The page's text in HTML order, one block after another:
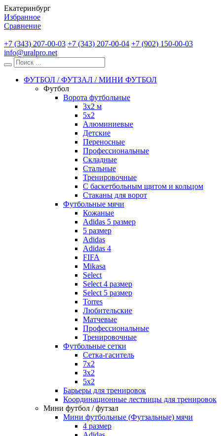
Екатеринбург
Избранное
Сравнение
+7 (343) 207-00-03 +7 (343) 207-00-04 +7 (902) 150-00-03
info@uralpro.net
ФУТБОЛ / ФУТЗАЛ / МИНИ ФУТБОЛ
Футбол
Ворота футбольные
3х2 м
5х2
Алюминиевые
Детские
Переносные
Профессиональные
Складные
Стальные
Тренировочные
С баскетбольным щитом и кольцом
Стаканы для ворот
Футбольные мячи
Кожаные
Adidas 5 размер
5 размер
Adidas
Adidas 4
FIFA
Mikasa
Select
Select 4 размер
Select 5 размер
Torres
Любительские
Матчевые
Профессиональные
Тренировочные
Футбольные сетки
Сетка-гаситель
7x2
3х2
5х2
Барьеры для тренировок
Координационные лестницы для тренировок
Мини футбол / футзал
Мини футбольные (Футзальные) мячи
4 размер